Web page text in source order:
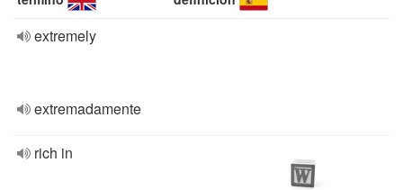
extremely
extremadamente
rich in